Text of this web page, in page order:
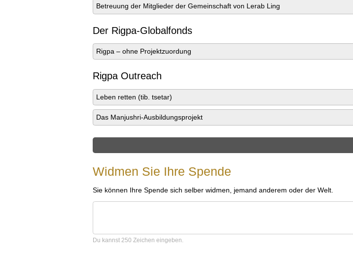
Betreuung der Mitglieder der Gemeinschaft von Lerab Ling
Der Rigpa-Globalfonds
Rigpa – ohne Projektzuordung
Rigpa Outreach
Leben retten (tib. tsetar)
Das Manjushri-Ausbildungsprojekt
Widmen Sie Ihre Spende
Sie können Ihre Spende sich selber widmen, jemand anderem oder der Welt.
Du kannst 250 Zeichen eingeben.